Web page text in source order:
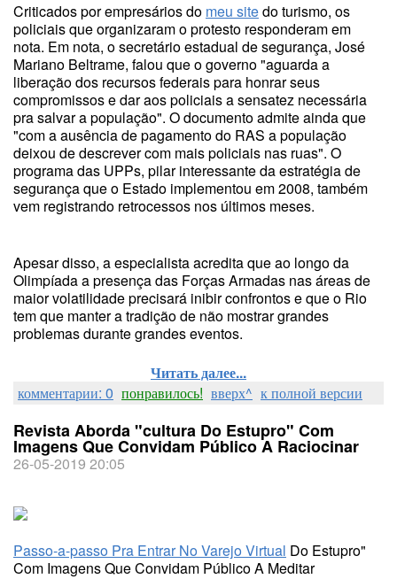
Criticados por empresários do meu sitedo turismo, os
policiais que organizaram o protesto responderam em
nota. Em nota, o secretário estadual de segurança, José
Mariano Beltrame, falou que o governo "aguarda a
liberação dos recursos federais para honrar seus
compromissos e dar aos policiais a sensatez necessária
pra salvar a população". O documento admite ainda que
"com a ausência de pagamento do RAS a população
deixou de descrever com mais policiais nas ruas". O
programa das UPPs, pilar interessante da estratégia de
segurança que o Estado implementou em 2008, também
vem registrando retrocessos nos últimos meses.
Apesar disso, a especialista acredita que ao longo da
Olimpíada a presença das Forças Armadas nas áreas de
maior volatilidade precisará inibir confrontos e que o Rio
tem que manter a tradição de não mostrar grandes
problemas durante grandes eventos.
Читать далее...
комментарии: 0 понравилось! вверх^ к полной версии
Revista Aborda "cultura Do Estupro" Com
Imagens Que Convidam Público A Raciocinar
26-05-2019 20:05
Passo-a-passo Pra Entrar No Varejo Virtual Do Estupro"
Com Imagens Que Convidam Público A Meditar